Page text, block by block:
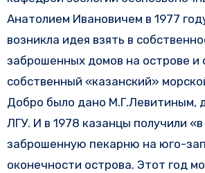
Анатолием Ивановичем в 1977
возникла идея взять в
заброшенных домов на острове и
собственный «казанский»
Добро было дано М.Г.Левитиным,
ЛГУ. И в 1978 казанцы получили
заброшенную пекарню на юго-
оконечности острова. Этот год